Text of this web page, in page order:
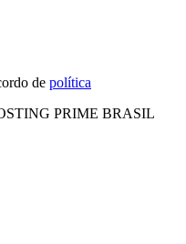
de política
PRIME BRASIL